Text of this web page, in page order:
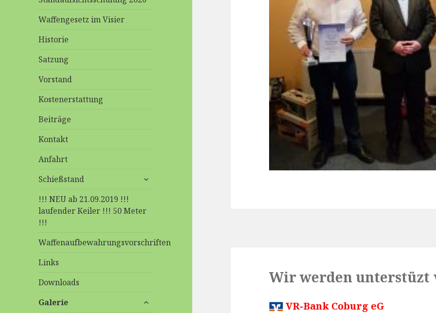
Waffengesetz im Visier
Historie
Satzung
Vorstand
Kostenerstattung
Beiträge
Kontakt
Anfahrt
Schießstand
untermenü
!!! NEU ab 21.09.2019 !!!
laufender Keiler !!! 50 Meter
!!!
Waffenaufbewahrungsvorschriften
Links
Downloads
Galerie
untermenü
Wir werden unterstüzt
VR-Bank Coburg eG